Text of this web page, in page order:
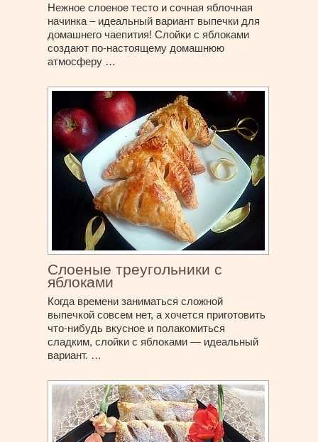
Нежное слоеное тесто и сочная яблочная
начинка – идеальный вариант выпечки для
домашнего чаепития! Слойки с яблоками
создают по-настоящему домашнюю
атмосферу …
Слоеные треугольники с
яблоками
Когда времени заниматься сложной
выпечкой совсем нет, а хочется приготовить
что-нибудь вкусное и полакомиться
сладким, слойки с яблоками — идеальный
вариант. …